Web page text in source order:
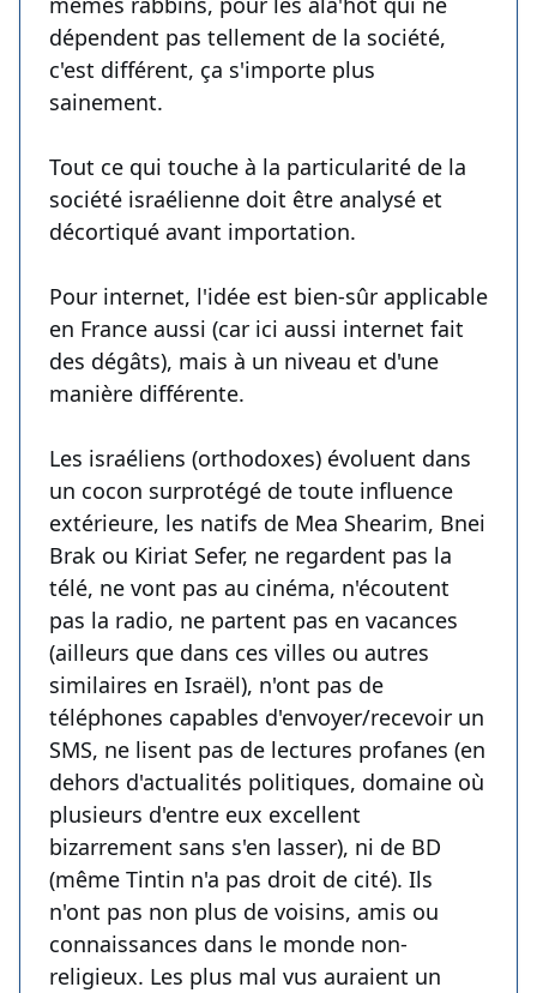
dépendent pas tellement de la société,
c'est différent, ça s'importe plus
sainement.
Tout ce qui touche à la particularité de la
société israélienne doit être analysé et
décortiqué avant importation.
Pour internet, l'idée est bien-sûr applicable
en France aussi (car ici aussi internet fait
des dégâts), mais à un niveau et d'une
manière différente.
Les israéliens (orthodoxes) évoluent dans
un cocon surprotégé de toute influence
extérieure, les natifs de Mea Shearim, Bnei
Brak ou Kiriat Sefer, ne regardent pas la
télé, ne vont pas au cinéma, n'écoutent
pas la radio, ne partent pas en vacances
(ailleurs que dans ces villes ou autres
similaires en Israël), n'ont pas de
téléphones capables d'envoyer/recevoir un
SMS, ne lisent pas de lectures profanes (en
dehors d'actualités politiques, domaine où
plusieurs d'entre eux excellent
bizarrement sans s'en lasser), ni de BD
(même Tintin n'a pas droit de cité). Ils
n'ont pas non plus de voisins, amis ou
connaissances dans le monde non-
religieux. Les plus mal vus auraient un